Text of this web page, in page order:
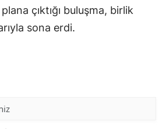
çıktığı buluşma, birlik
sona erdi.